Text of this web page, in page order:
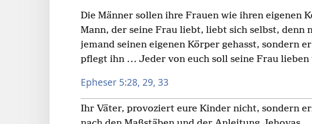
Die Männer sollen ihre Frauen wie ihren eigenen
Mann, der seine Frau liebt, liebt sich selbst, denn
jemand seinen eigenen Körper gehasst, sondern
pflegt ihn … Jeder von euch soll seine Frau lieben
Epheser 5:28, 29, 33
Ihr Väter, provoziert eure Kinder nicht, sondern